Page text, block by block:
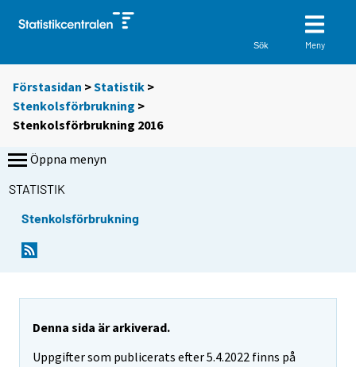
Sök Meny
Förstasidan >Statistik >
Stenkolsförbrukning >
Stenkolsförbrukning 2016
Öppna menyn
STATISTIK
Stenkolsförbrukning
Denna sida är arkiverad.
Uppgifter som publicerats efter 5.4.2022 finns på